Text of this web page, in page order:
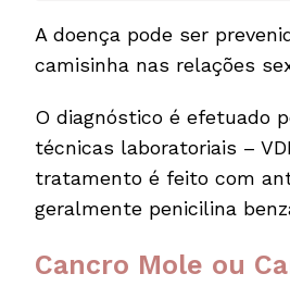
A doença pode ser
camisinha nas relações
O diagnóstico é efetuado
técnicas laboratoriais –
tratamento é feito com
geralmente penicilina
Cancro Mole ou